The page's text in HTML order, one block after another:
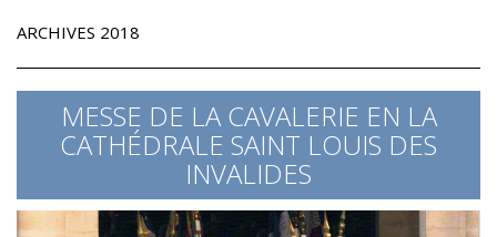
ARCHIVES 2018
MESSE DE LA CAVALERIE EN LA
CATHÉDRALE SAINT LOUIS DES
INVALIDES